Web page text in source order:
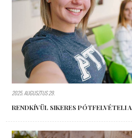
2025. AUGUSZTUS 29.
RENDKÍVÜL SIKERES PÓTFELVÉTELI